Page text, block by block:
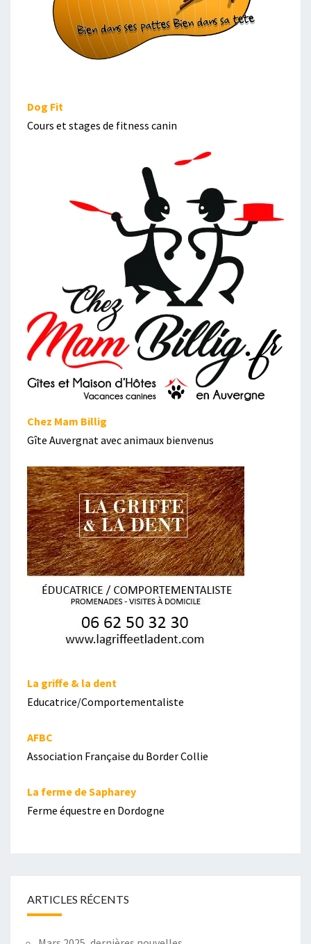
Dog Fit
Cours et stages de fitness canin
Chez Mam Billig
Gîte Auvergnat avec animaux bienvenus
La griffe & la dent
Educatrice/Comportementaliste
AFBC
Association Française du Border Collie
La ferme de Sapharey
Ferme équestre en Dordogne
ARTICLES RÉCENTS